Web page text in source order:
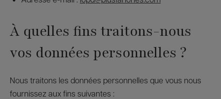
À quelles fins traitons-nous
vos données personnelles ?
Nous traitons les données personnelles que vous nous
fournissez aux fins suivantes :